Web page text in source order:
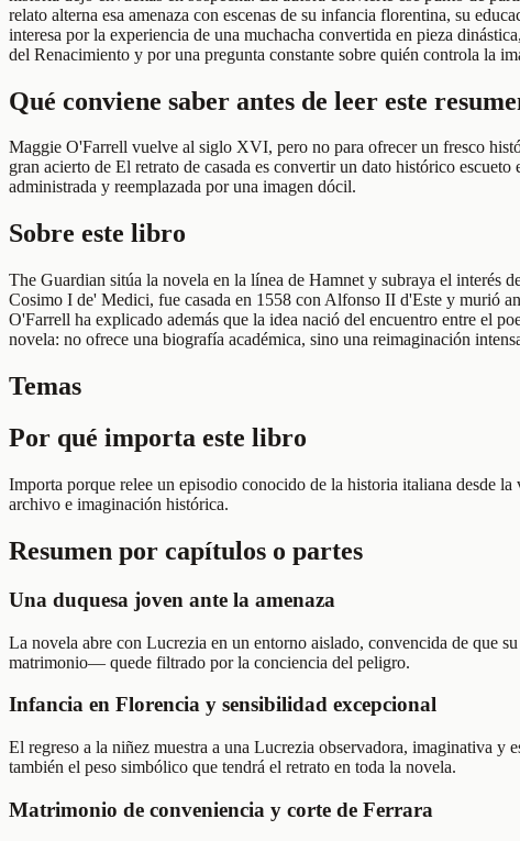
relato alterna esa amenaza con escenas de su infancia florentina, su
interesa por la experiencia de una muchacha convertida en pieza
del Renacimiento y por una pregunta constante sobre quién controla la
Qué conviene saber antes de leer este
Maggie O'Farrell vuelve al siglo XVI, pero no para ofrecer un fresco
gran acierto de El retrato de casada es convertir un dato histórico
administrada y reemplazada por una imagen dócil.
Sobre este libro
The Guardian sitúa la novela en la línea de Hamnet y subraya el
Cosimo I de' Medici, fue casada en 1558 con Alfonso II d'Este y murió
O'Farrell ha explicado además que la idea nació del encuentro entre el
novela: no ofrece una biografía académica, sino una reimaginación
Temas
Por qué importa este libro
Importa porque relee un episodio conocido de la historia italiana desde
archivo e imaginación histórica.
Resumen por capítulos o partes
Una duquesa joven ante la amenaza
La novela abre con Lucrezia en un entorno aislado, convencida de que
matrimonio— quede filtrado por la conciencia del peligro.
Infancia en Florencia y sensibilidad excepcional
El regreso a la niñez muestra a una Lucrezia observadora, imaginativa y
también el peso simbólico que tendrá el retrato en toda la novela.
Matrimonio de conveniencia y corte de Ferrara